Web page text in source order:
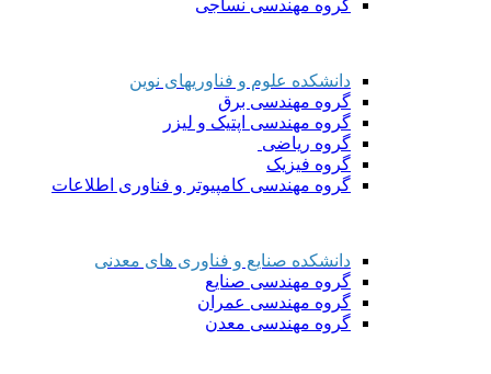
گروه مهندسی نساجی
دانشکده علوم و فناوریهای نوین
گروه مهندسی برق
گروه مهندسی اپتیک و لیزر
گروه ریاضی
گروه فیزیک
گروه مهندسی کامپیوتر و فناوری اطلاعات
دانشکده صنایع و فناوری های معدنی
گروه مهندسی صنایع
گروه مهندسی عمران
گروه مهندسی معدن